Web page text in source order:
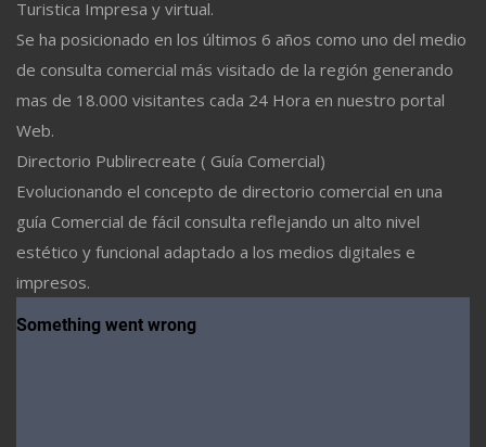
Turistica Impresa y virtual.
Se ha posicionado en los últimos 6 años como uno del medio
de consulta comercial más visitado de la región generando
mas de 18.000 visitantes cada 24 Hora en nuestro portal
Web.
Directorio Publirecreate ( Guía Comercial)
Evolucionando el concepto de directorio comercial en una
guía Comercial de fácil consulta reflejando un alto nivel
estético y funcional adaptado a los medios digitales e
impresos.